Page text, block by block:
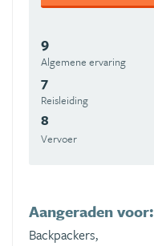
9
Algemene ervaring
7
Reisleiding
8
Vervoer
Aangeraden voor:
Backpackers,